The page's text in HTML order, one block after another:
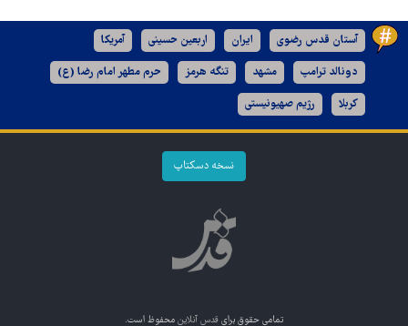
آستان قدس رضوی ایران اربعین حسینی آمریکا
دونالد ترامپ مشهد تنگه هرمز حرم مطهر امام رضا (ع)
کربلا رژیم صهیونیستی
نسخه دسکتاپ
تمامی حقوق برای قدس آنلاین محفوظ است.